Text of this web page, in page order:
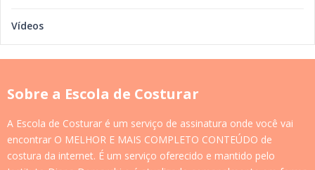
Vídeos
Sobre a Escola de Costurar
A Escola de Costurar é um serviço de assinatura onde você vai
encontrar O MELHOR E MAIS COMPLETO CONTEÚDO de
costura da internet. É um serviço oferecido e mantido pelo